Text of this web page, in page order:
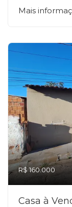
Mais
R$ 160.000
Casa à